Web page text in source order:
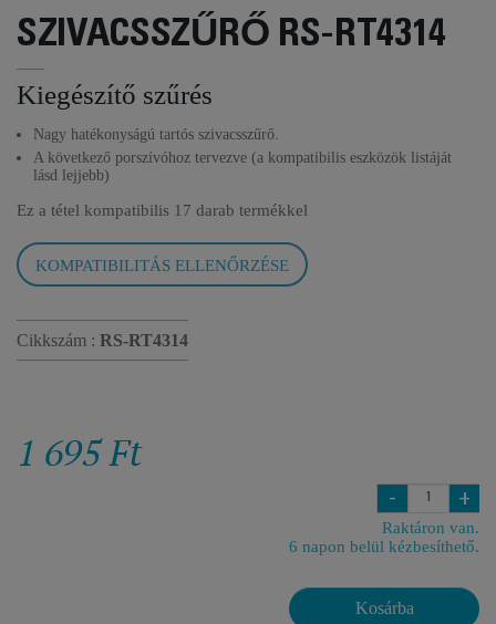
SZIVACSSZŰRŐ RS-RT4314
Kiegészítő szűrés
Nagy hatékonyságú tartós szivacsszűrő.
A következő porszívóhoz tervezve (a kompatibilis eszközök listáját
lásd lejjebb)
Ez a tétel kompatibilis 17 darab termékkel
KOMPATIBILITÁS ELLENŐRZÉSE
Cikkszám : RS-RT4314
1 695 Ft
- +
Raktáron van.
6 napon belül kézbesíthető.
Kosárba